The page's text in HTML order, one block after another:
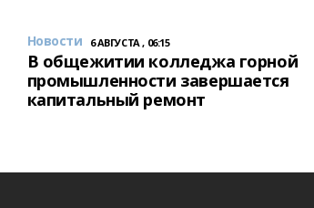
Новости 6 АВГУСТА , 06:15
В общежитии колледжа горной
промышленности завершается
капитальный ремонт